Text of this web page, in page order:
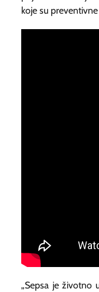
koje su
„Sepsa je životno